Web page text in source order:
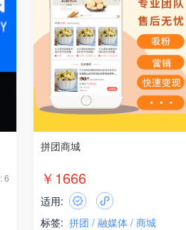
6
拼团商城
￥1666
适用:
标签: 拼团 融媒体 商城